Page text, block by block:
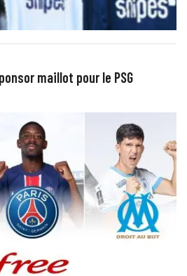
maillot pour le PSG